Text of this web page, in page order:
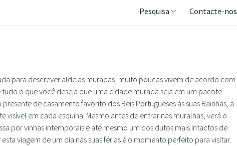
Pesquisa Contacte-nos
para descrever aldeias muradas, muito poucas vivem de acordo com
o que você deseja que uma cidade murada seja em um pacote
de casamento favorito dos Reis Portugueses às suas Rainhas, a
em cada esquina. Mesmo antes de entrar nas muralhas, verá o
por vinhas intemporais e até mesmo um dos dutos mais intactos de
viagem de um dia nas suas férias é o momento perfeito para visitar.